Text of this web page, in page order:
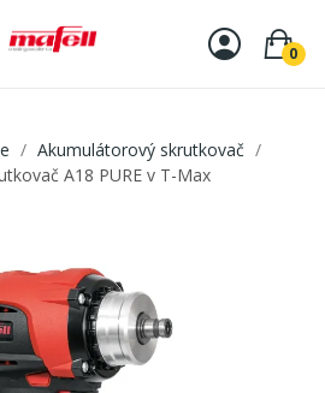
0
Akumulátorový skrutkovač
A18 PURE v T-Max